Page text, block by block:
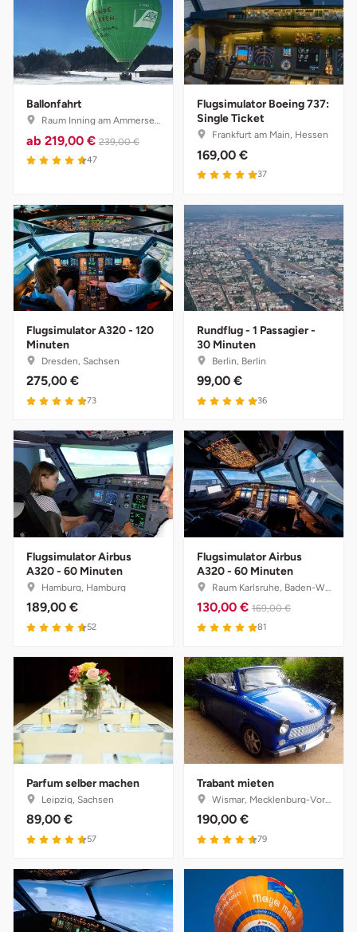
Ballonfahrt
Raum Inning am Ammersee, Bayern
ab 219,00 € 239,00 €
47
Flugsimulator Boeing 737:
Single Ticket
Frankfurt am Main, Hessen
169,00 €
37
Flugsimulator A320 - 120
Minuten
Dresden, Sachsen
275,00 €
73
Rundflug - 1 Passagier -
30 Minuten
Berlin, Berlin
99,00 €
36
Flugsimulator Airbus
A320 - 60 Minuten
Hamburg, Hamburg
189,00 €
52
Flugsimulator Airbus
A320 - 60 Minuten
Raum Karlsruhe, Baden-Württemberg
130,00 € 169,00 €
81
Parfum selber machen
Leipzig, Sachsen
89,00 €
57
Trabant mieten
Wismar, Mecklenburg-Vorpommern
190,00 €
79
Segeberg
Seligenstadt
Speyer
Steinburg
Stendal
Stormarn
Straubing
Stuttgart
Sulz am Neckar
Tannheimer Tal
Tegernsee
Teltow-Fläming
Uckermark
Uelzen
Ulm
Usedom
Viersen
Villingen Schwenningen
Vorpommern-Greifswald